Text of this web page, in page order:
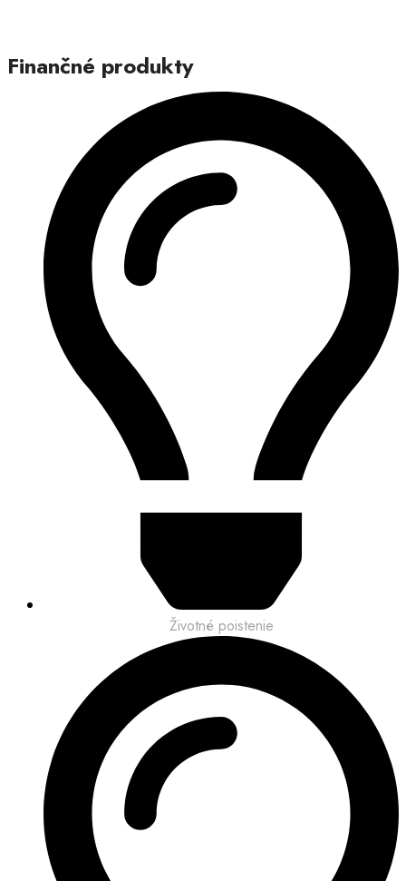
Finančné produkty
Životné poistenie